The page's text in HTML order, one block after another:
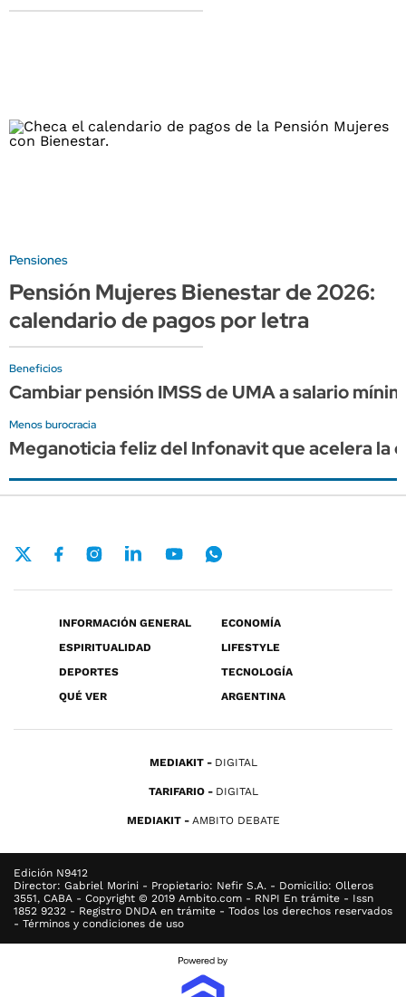
Pensiones
Pensión Mujeres Bienestar de 2026:
calendario de pagos por letra
Beneficios
Cambiar pensión IMSS de UMA a salario
Menos burocracia
Meganoticia feliz del Infonavit que acelera la
INFORMACIÓN GENERAL
ECONOMÍA
ESPIRITUALIDAD
LIFESTYLE
DEPORTES
TECNOLOGÍA
QUÉ VER
ARGENTINA
MEDIAKIT DIGITAL
TARIFARIO DIGITAL
MEDIAKIT AMBITO DEBATE
Edición N9412
Director: Gabriel Morini - Propietario: Nefir S.A. - Domicilio: Olleros
3551, CABA - Copyright © 2019 Ambito.com - RNPI En trámite - Issn
1852 9232 - Registro DNDA en trámite - Todos los derechos reservados
- Términos y condiciones de uso